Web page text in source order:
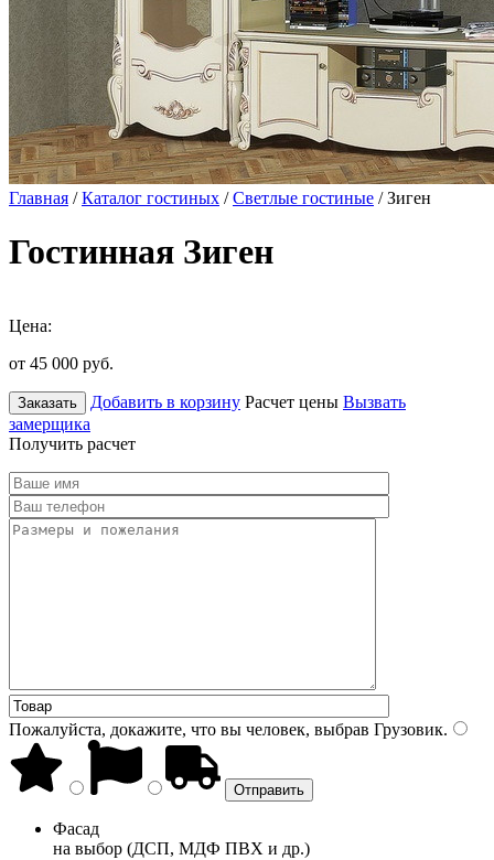
Главная /Каталог гостиных /Светлые гостиные / Зиген
Гостинная Зиген
Цена:
от 45 000 руб.
Заказать Добавить в корзину Расчет цены Вызвать
замерщика
Получить расчет
Пожалуйста, докажите, что вы человек, выбрав Грузовик.
Фасад
на выбор (ДСП, МДФ ПВХ и др.)